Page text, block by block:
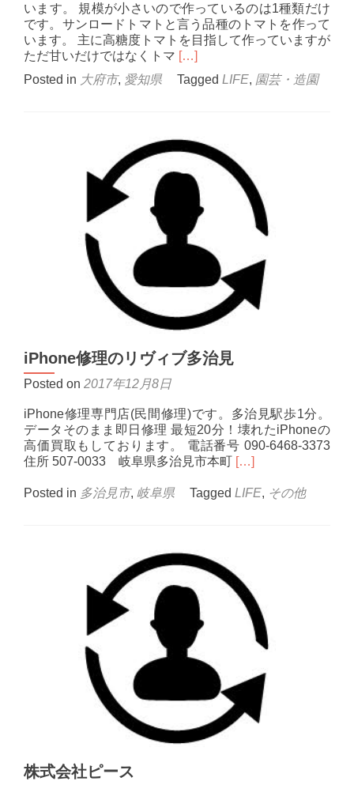
います。 規模が小さいので作っているのは1種類だけ
です。サンロードトマトと言う品種のトマトを作って
います。 主に高糖度トマトを目指して作っていますが
ただ甘いだけではなくトマ Read
about
マ
[…]
Posted in 大府市, 愛知県 Tagged LIFE, 園芸・造園
iPhone修理のリヴィブ多治見
Posted on 2017年12月8日
iPhone修理専門店(民間修理)です。多治見駅歩1分。
データそのまま即日修理 最短20分！壊れたiPhoneの
高価買取もしております。 電話番号 090-6468-3373
住所 507-0033 岐阜県多治見市本町 Read
about
リ
ヴ
ィ
[…]
Posted in 多治見市, 岐阜県 Tagged LIFE, その他
株式会社ピース